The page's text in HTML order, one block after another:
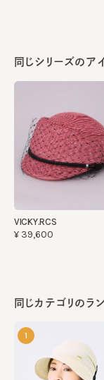
同じシリーズのア
VICKY.RCS
¥39,600
同じカテゴリのラ
1